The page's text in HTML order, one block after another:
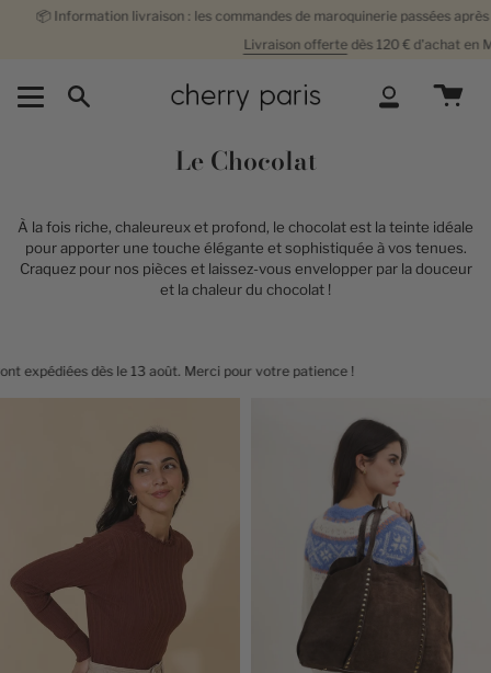
Passer
page
livraison : les commandes de maroquinerie passées après le 2 août
Livraison offerte dès 120 €d'achat enMondial Relay
Recherche Compte
Le Chocolat
À la fois riche, chaleureux et profond, le chocolat est la teinte idéale
pour apporter une touche élégante et sophistiquée à vos tenues.
Craquez pour nos pièces et laissez-vous envelopper par la douceur
et la chaleur du chocolat !
le 13 août. Merci pour votre patience !